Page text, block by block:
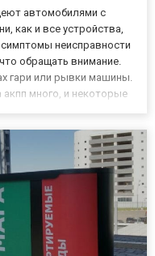
автомобилями с
как и все устройства,
неисправности
обращать внимание.
гари или рывки машины.
много, и некоторые